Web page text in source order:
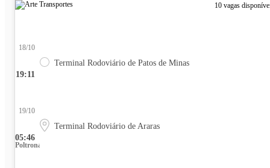
10 vagas
19:11
18/10
Terminal Rodoviário de Patos de Minas
05:46
19/10
Terminal Rodoviário de Araras
Poltrona